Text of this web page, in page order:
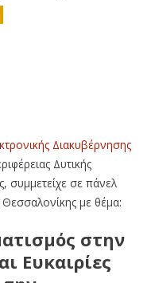
Διακυβέρνησης
Δυτικής
συμμετείχε σε πάνελ
με θέμα:
στην
Ευκαιρίες